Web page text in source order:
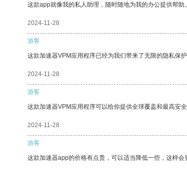
这款app就像我的私人助理，随时随地为我的办公提供帮
2024-11-28
游客
这款加速器VPM应用程序已经为我们带来了无限的隐私保护
2024-11-28
游客
这款加速器VPM应用程序可以给你提供全球覆盖和最高安全
2024-11-28
游客
这款加速器app的价格有点贵，可以适当降低一些，这样会